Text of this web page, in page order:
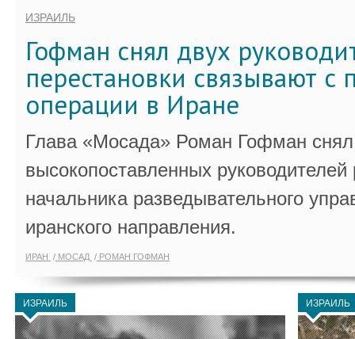
ИЗРАИЛЬ
Гофман снял двух
перестановки связывают с
операции в Иране
Глава «Мосада» Роман Гофман снял
высокопоставленных
начальника разведывательного
иранского направления.
ИРАН МОСАД РОМАН ГОФМАН
ИЗРАИЛЬ ИЗРАИЛЬ